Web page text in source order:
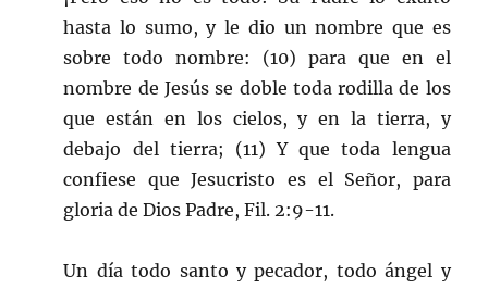
hasta lo sumo, y le dio un nombre que es
sobre todo nombre: (10) para que en el
nombre de Jesús se doble toda rodilla de los
que están en los cielos, y en la tierra, y
debajo del tierra; (11) Y que toda lengua
confiese que Jesucristo es el Señor, para
gloria de Dios Padre, Fil. 2:9-11.
Un día todo santo y pecador, todo ángel y